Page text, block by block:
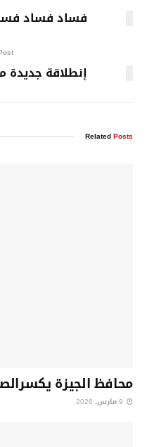
فساد فساد
إنطلاقة
RelatedPosts
محافظ الجيزة